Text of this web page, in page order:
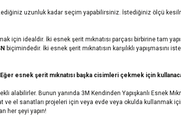
uzunluk kadar seçim yapabilirsiniz. İstediğiniz ölçü
için idealdir. İki esnek şerit mıknatısı parçası birbirine tam
biçimindedir. İki esnek şerit mıknatısın karşılıklı
esnek şerit mıknatısı başka cisimleri çekmek için
alabilirler. Bunun yanında 3M Kendinden Yapışkanlı Esnek
el sanatları projeleri için veya evde veya okulda kullanmak
her şeyi yapın!